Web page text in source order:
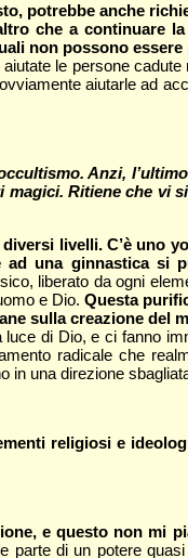
potrebbe anche
che a continuare
non possono
le persone
aiutarle ad
Anzi,
Ritiene che vi
livelli. C’è uno
una ginnastica si
liberato da ogni
e Dio.Questa
sulla creazione del
luce di Dio, e ci fanno
radicale che
in una direzione
religiosi e
e questo non mi
parte di un potere